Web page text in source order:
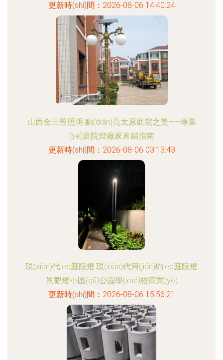
更新時(shí)間：2026-08-06 14:40:24
山西金三普照明 點(diǎn)亮太原庭院之美——專業
(yè)庭院燈廠家直銷指南
更新時(shí)間：2026-08-06 03:13:43
現(xiàn)代led庭院燈.現(xiàn)代簡(jiǎn)約led庭院燈
景觀燈小區(qū)公園學(xué)校商業(yè)
更新時(shí)間：2026-08-06 15:56:21